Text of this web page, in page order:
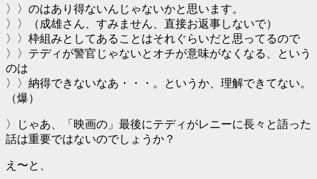
〉〉のはあり得ないんじゃないかと思います。
〉〉（成雄さん、すみません、直接お返事しないで）
〉〉枠組みとしてあることはそれぐらいだと思ってるので
〉〉テディが警官じゃないとオチが意味がなくなる、という
のは
〉〉納得できないなあ・・・。というか、理解できてない。
（爆）
〉じゃあ、「映画の」最後にテディがレニーに長々と語った
話は重要ではないのでしょうか？
え〜と、